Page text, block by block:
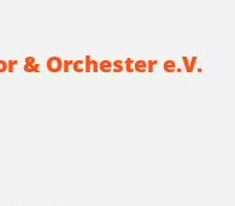
& Orchester e.V.